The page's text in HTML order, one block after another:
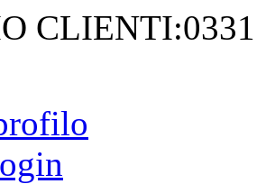
CLIENTI:0331